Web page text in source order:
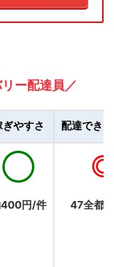
ー配達員／
ぎやすさ 配達でき
◯
円/件
◎
47全都